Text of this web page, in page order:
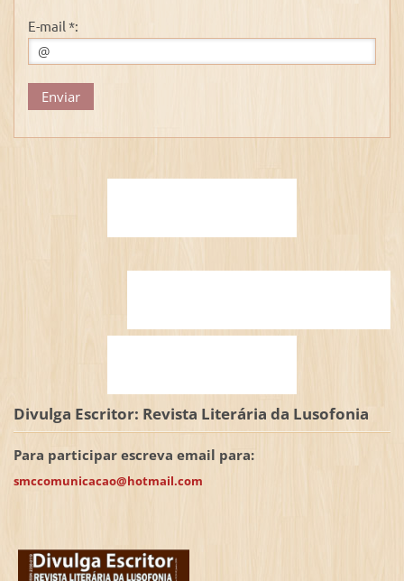
E-mail *:
Divulga Escritor: Revista Literária da Lusofonia
Para participar escreva email para:
smccomunicacao@hotmail.com